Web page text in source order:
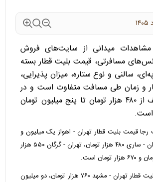
میدانی از سایت‌های فروش
مسافرتی، قیمت بلیت قطار بسته
سالنی و نوع ستاره، میزان پذیرایی،
و زمان طی مسافت متفاوت است و در
مسیر‌های مختلف از ۴۸۰ هزار تومان تا پنج میلیون تومان
است.
رجا قیمت بلیت قطار تهران - اهواز یک میلیون و
۱۶۰ هزار تومان، تهران - ساری ۴۸۰ هزار تومان، تهران - گرگان ۵۵۰ هزار
همچنین نرخ‌های بلیت قطار تهران - مشهد ۷۶۰ هزار تومان، دو میلیون